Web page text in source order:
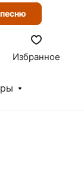
Избранное